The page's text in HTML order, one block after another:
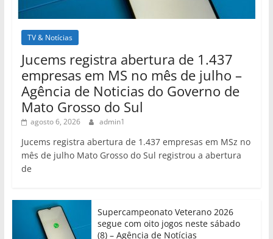
TV & Notícias
Jucems registra abertura de 1.437
empresas em MS no mês de julho –
Agência de Noticias do Governo de
Mato Grosso do Sul
agosto 6, 2026 admin1
Jucems registra abertura de 1.437 empresas em MSz no
mês de julho Mato Grosso do Sul registrou a abertura
de
Supercampeonato Veterano 2026
segue com oito jogos neste sábado
(8) – Agência de Notícias